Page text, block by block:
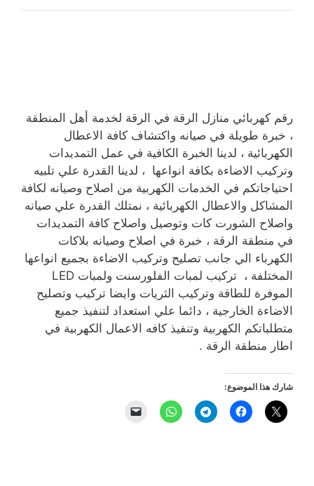
رقم كهربائي منازل الرقة في الرقة لخدمة أهل المنطقة
، خبرة طويلة في صيانه واكتشاف كافة الاعطال
الكهربائية ، لدينا الخبرة الكافية في عمل التمديدات
وتركيب الاضاءة بكافة انواعها ، لدينا القدرة علي تلبيه
احتياجاتكم في الخدمات الكهربية من اصلاح وصيانه لكافة
المشاكل والاعطال الكهربائية ، نمتلك القدرة علي صيانه
واصلاح الشورت كات وتوصيل واصلاح كافة التمديدات
في منطقة الرقة ، خبرة في اصلاح وصيانه بلاكات
الكهرباء الي جانب تصليح وتركيب الاضاءة بجميع انواعها
المختلفة ، تركيب لمبات الفلورسنت ولمبات LED
الموفرة للطاقة وتركيب الثريات وايضا تركيب وتصليح
الاضاءة الخارجية ، دائما علي استعداد لتنفيذ جميع
متطلباتكم الكهربية وتنفيذ كافه الاعمال الكهربية في
اطار منطقة الرقة .
شارك هذا الموضوع: